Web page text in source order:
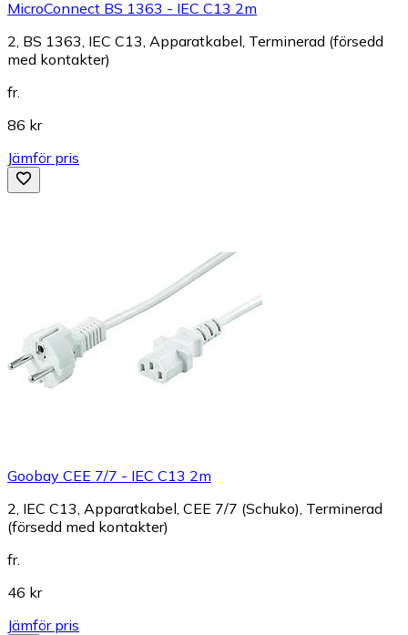
MicroConnect BS 1363 - IEC C13 2m
2, BS 1363, IEC C13, Apparatkabel, Terminerad (försedd
med kontakter)
fr.
86 kr
Jämför pris
Goobay CEE 7/7 - IEC C13 2m
2, IEC C13, Apparatkabel, CEE 7/7 (Schuko), Terminerad
(försedd med kontakter)
fr.
46 kr
Jämför pris